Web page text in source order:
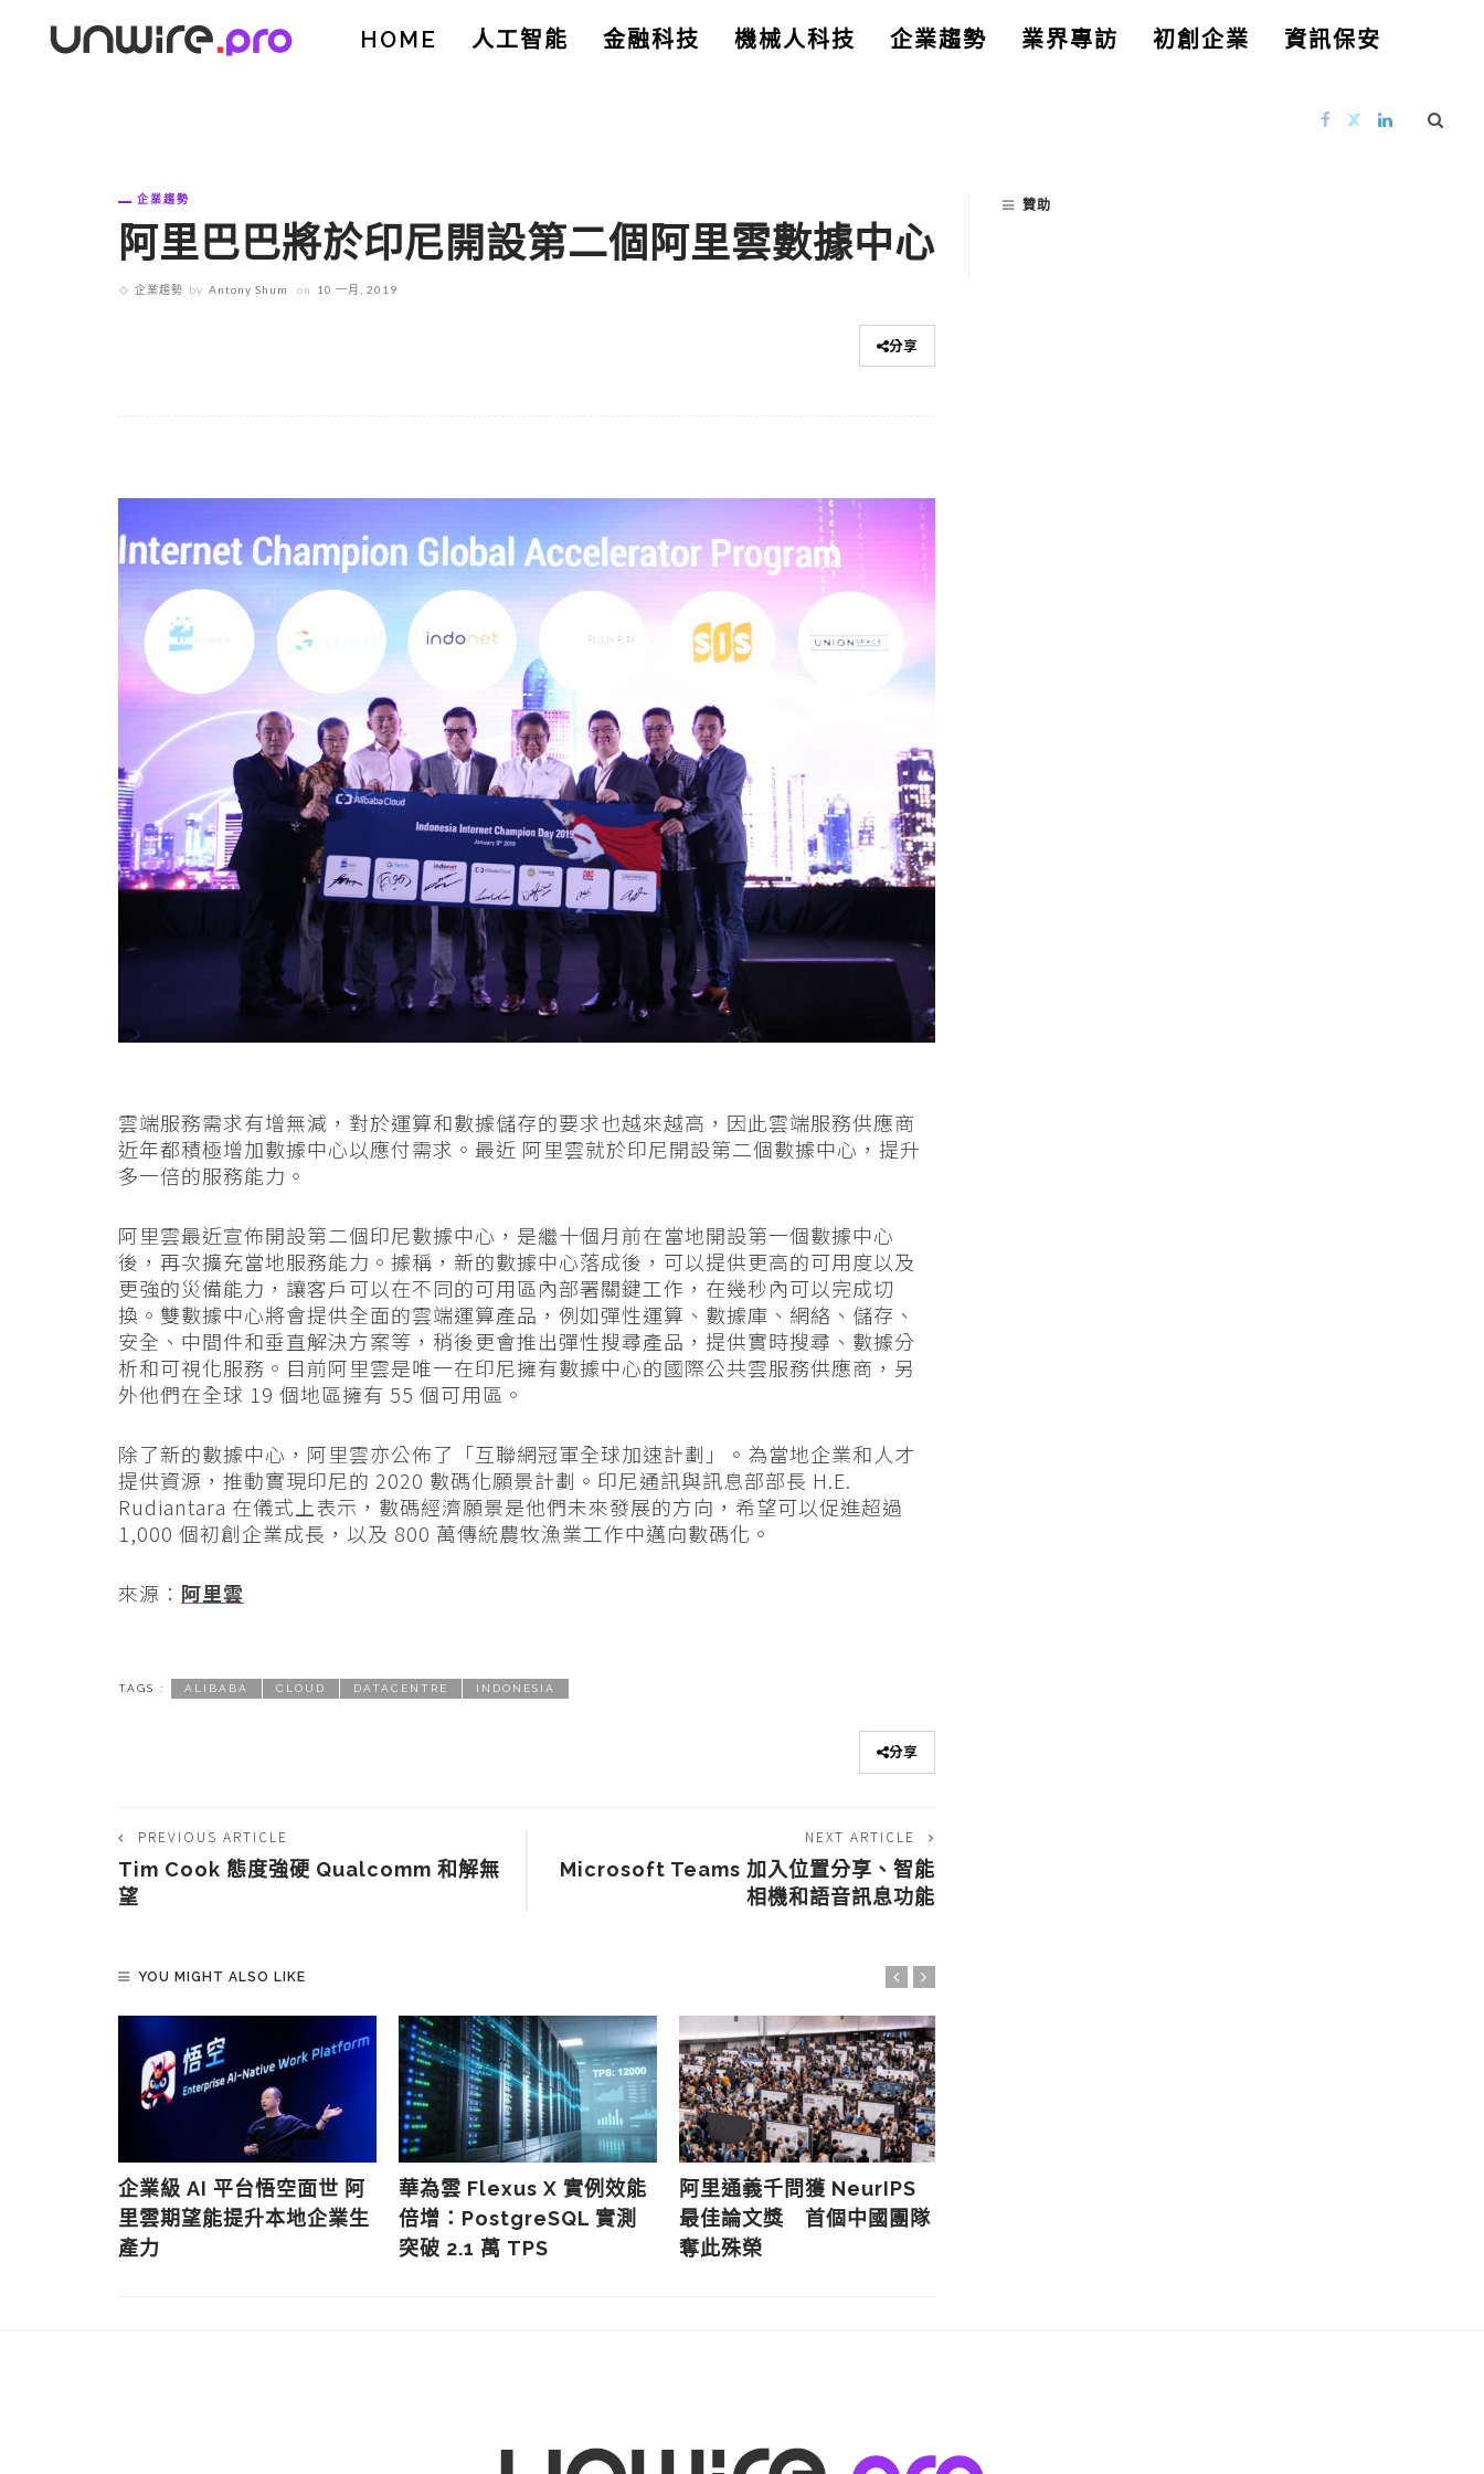
HOME 人工智能 金融科技 機械人科技 企業趨勢 業界專訪 初創企業 資訊保安
企業趨勢
阿里巴巴將於印尼開設第二個阿里雲數據中心
企業趨勢 by Antony Shum on 10 一月, 2019
分享
雲端服務需求有增無減，對於運算和數據儲存的要求也越來越高，因此雲端服務供應商
近年都積極增加數據中心以應付需求。最近 阿里雲就於印尼開設第二個數據中心，提升
多一倍的服務能力。
阿里雲最近宣佈開設第二個印尼數據中心，是繼十個月前在當地開設第一個數據中心
後，再次擴充當地服務能力。據稱，新的數據中心落成後，可以提供更高的可用度以及
更強的災備能力，讓客戶可以在不同的可用區內部署關鍵工作，在幾秒內可以完成切
換。雙數據中心將會提供全面的雲端運算產品，例如彈性運算、數據庫、網絡、儲存、
安全、中間件和垂直解決方案等，稍後更會推出彈性搜尋產品，提供實時搜尋、數據分
析和可視化服務。目前阿里雲是唯一在印尼擁有數據中心的國際公共雲服務供應商，另
外他們在全球 19 個地區擁有 55 個可用區。
除了新的數據中心，阿里雲亦公佈了「互聯網冠軍全球加速計劃」。為當地企業和人才
提供資源，推動實現印尼的 2020 數碼化願景計劃。印尼通訊與訊息部部長 H.E.
Rudiantara 在儀式上表示，數碼經濟願景是他們未來發展的方向，希望可以促進超過
1,000 個初創企業成長，以及 800 萬傳統農牧漁業工作中邁向數碼化。
來源： 阿里雲
TAGS : ALIBABA CLOUD DATACENTRE INDONESIA
分享
PREVIOUS ARTICLE
Tim Cook 態度強硬 Qualcomm 和解無
望
NEXT ARTICLE
Microsoft Teams 加入位置分享、智能
相機和語音訊息功能
YOU MIGHT ALSO LIKE
企業級 AI 平台悟空面世 阿
里雲期望能提升本地企業生
產力
華為雲 Flexus X 實例效能
倍增：PostgreSQL 實測
突破 2.1 萬 TPS
阿里通義千問獲 NeurIPS
最佳論文獎 首個中國團隊
奪此殊榮
贊助